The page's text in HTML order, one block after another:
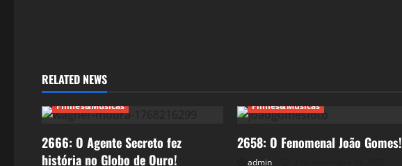
RELATED NEWS
Filmes&Músicas
2666: O Agente Secreto fez
história no Globo de Ouro!
Filmes&Músicas
2658: O Fenomenal João Gomes!
admin